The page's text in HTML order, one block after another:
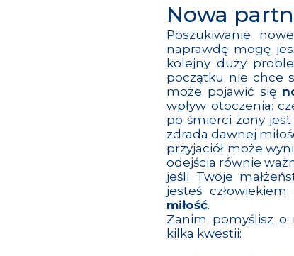
Nowa
Poszukiwanie
naprawdę mogę
kolejny duży
początku nie chce
może pojawić się
wpływ otoczenia:
po śmierci żony
zdrada dawnej
przyjaciół może
odejścia równie
jeśli Twoje
jesteś
miłość.
Zanim pomyślisz o
kilka kwestii: